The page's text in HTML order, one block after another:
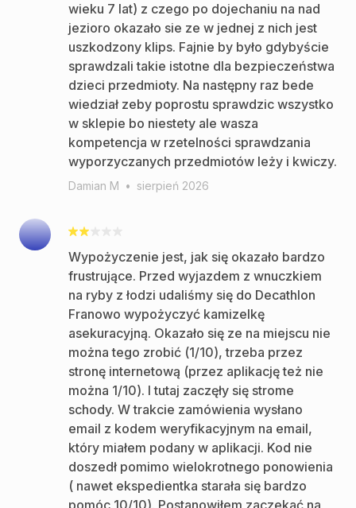
wieku 7 lat) z czego po dojechaniu na nad
jezioro okazało sie ze w jednej z nich jest
uszkodzony klips. Fajnie by było gdybyście
sprawdzali takie istotne dla bezpieczeństwa
dzieci przedmioty. Na następny raz bede
wiedział zeby poprostu sprawdzic wszystko
w sklepie bo niestety ale wasza
kompetencja w rzetelności sprawdzania
wyporzyczanych przedmiotów leży i kwiczy.
Damian M • sierpień 2026
Wypożyczenie jest, jak się okazało bardzo
frustrujące. Przed wyjazdem z wnuczkiem
na ryby z łodzi udaliśmy się do Decathlon
Franowo wypożyczyć kamizelkę
asekuracyjną. Okazało się ze na miejscu nie
można tego zrobić (1/10), trzeba przez
stronę internetową (przez aplikację też nie
można 1/10). I tutaj zaczęły się strome
schody. W trakcie zamówienia wysłano
email z kodem weryfikacyjnym na email,
który miałem podany w aplikacji. Kod nie
doszedł pomimo wielokrotnego ponowienia
( nawet ekspedientka starała się bardzo
pomóc 10/10). Postanowiłem zaczekać na